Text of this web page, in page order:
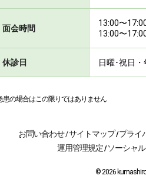
面会時間
13:00〜
13:00〜
休診日 日曜･祝日
患の場合はこの限りではありません
お問い合わせ/サイトマップ/ プライ
運用管理規定/ ソーシャ
© 2026